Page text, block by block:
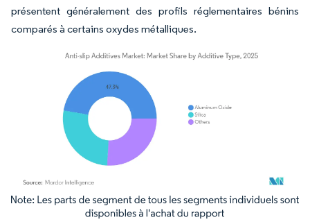
présentent généralement des profils réglementaires bénins
comparés à certains oxydes métalliques.
Image © Mordor Intelligence. La réutilisation nécessite une attribution sous CC BY